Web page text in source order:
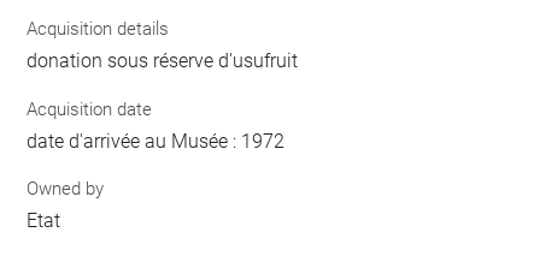
Acquisition details
donation sous réserve d'usufruit
Acquisition date
date d'arrivée au Musée : 1972
Owned by
Etat